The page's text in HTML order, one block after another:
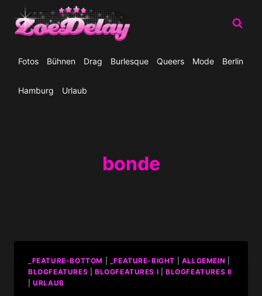
Inhalt
springen
Fotos Bühnen Drag Burlesque Queers Mode Berlin
Hamburg Urlaub
bonde
_FEATURE-BOTTOM _FEATURE-RIGHT ALLGEMEIN
BLOGFEATURES
BLOGFEATURES I |BLOGFEATURES II
|URLAUB